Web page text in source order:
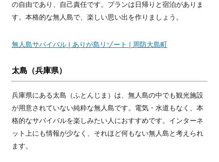
の自由であり、自己責任です。プランは日帰りと宿泊がありま
す。本格的な無人島で、楽しい思い出を作りましょう。
無人島サバイバル | ありが島リゾート | 周防大島町
太島（兵庫県）
兵庫県にある太島（ふとんじま）は、無人島の中でも観光施設
が用意されていない純粋な無人島です。電気・水道もなく、本
格的なサバイバルを楽しみたい人におすすめです。インターネ
ット上にも情報が少なく、それほど何もない無人島と考えられ
ます。